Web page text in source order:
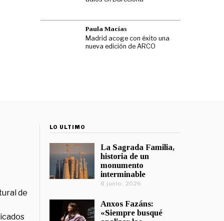
Paula Macías
Madrid acoge con éxito una
nueva edición de ARCO
de
LO ÚLTIMO
La Sagrada Familia,
historia de un
monumento
interminable
8 junio, 2026
Anxos Fazáns:
«Siempre busqué